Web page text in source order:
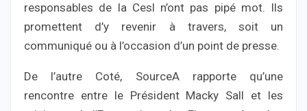
responsables de la Cesl n’ont pas pipé mot. Ils
promettent d’y revenir à travers, soit un
communiqué ou à l’occasion d’un point de presse.
De l’autre Coté, SourceA rapporte qu’une
rencontre entre le Président Macky Sall et les